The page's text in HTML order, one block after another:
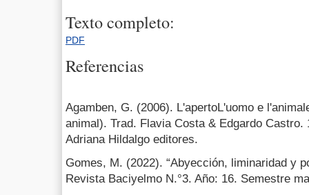
Texto completo:
PDF
Referencias
Agamben, G. (2006). L'apertoL'uomo e
animal). Trad. Flavia Costa & Edgardo Castro.
Adriana Hildalgo editores.
Gomes, M. (2022). “Abyección, liminaridad y
Revista Baciyelmo N.°3. Año: 16. Semestre